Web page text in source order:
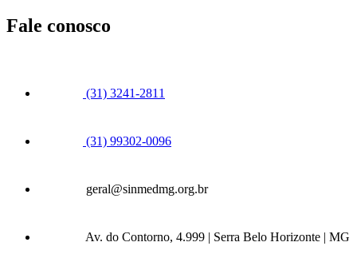
Fale conosco
(31) 3241-2811
(31) 99302-0096
geral@sinmedmg.org.br
Av. do Contorno, 4.999 | Serra Belo Horizonte | MG